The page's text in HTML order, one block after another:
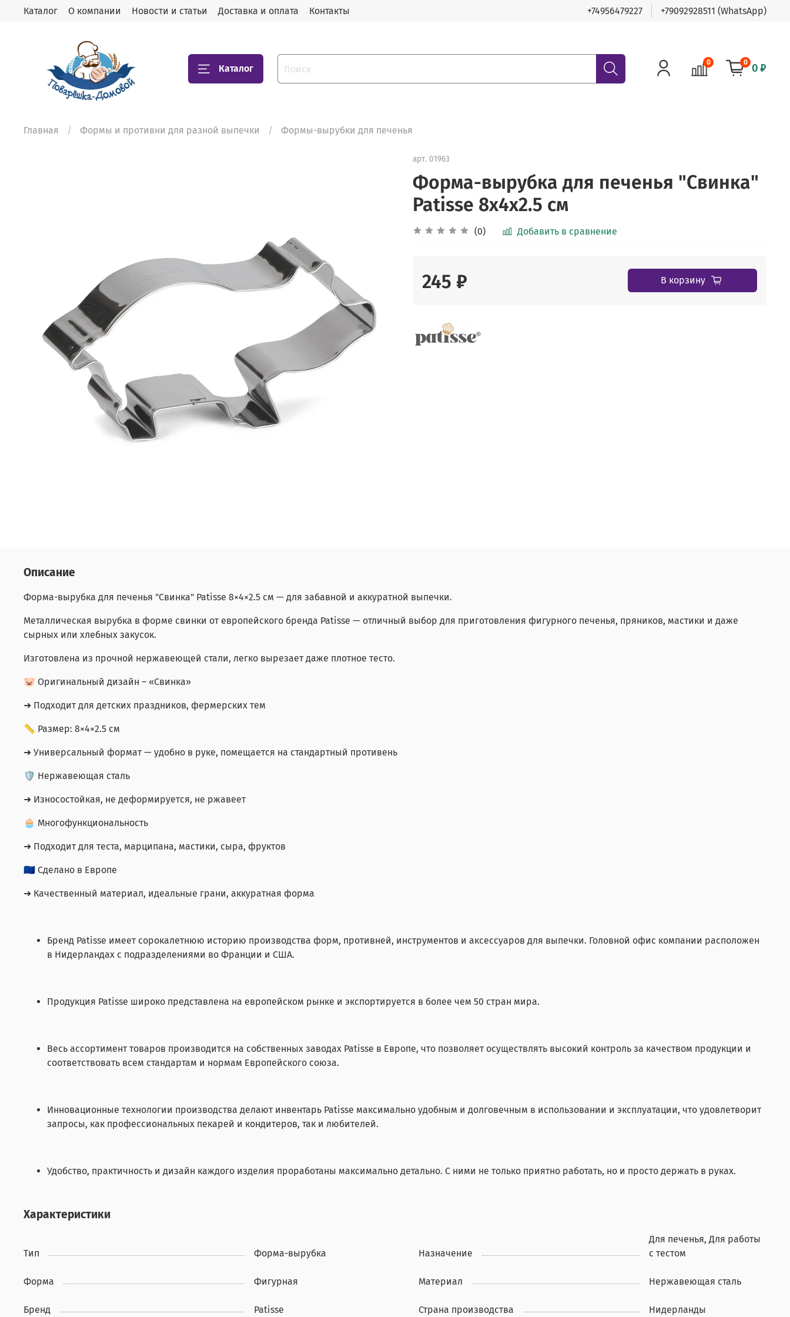
Каталог О компании Новости и статьи Доставка и оплата Контакты +74956479227 +79092928511 (WhatsApp)
Каталог
0 0 0 ₽
Главная Формы и противни для разной выпечки Формы-вырубки для печенья
арт. 01963
Форма-вырубка для печенья "Свинка"
Patisse 8х4х2.5 см
(0) Добавить в сравнение
245 ₽ В корзину
Описание
Форма-вырубка для печенья "Свинка" Patisse 8×4×2.5 см — для забавной и аккуратной выпечки.
Металлическая вырубка в форме свинки от европейского бренда Patisse — отличный выбор для приготовления фигурного печенья, пряников, мастики и даже
сырных или хлебных закусок.
Изготовлена из прочной нержавеющей стали, легко вырезает даже плотное тесто.
🐷 Оригинальный дизайн – «Свинка»
➜ Подходит для детских праздников, фермерских тем
📏 Размер: 8×4×2.5 см
➜ Универсальный формат — удобно в руке, помещается на стандартный противень
🛡 Нержавеющая сталь
➜ Износостойкая, не деформируется, не ржавеет
🧁 Многофункциональность
➜ Подходит для теста, марципана, мастики, сыра, фруктов
🇪🇺 Сделано в Европе
➜ Качественный материал, идеальные грани, аккуратная форма
Бренд Patisse имеет сорокалетнюю историю производства форм, противней, инструментов и аксессуаров для выпечки. Головной офис компании расположен
в Нидерландах с подразделениями во Франции и США.
Продукция Patisse широко представлена на европейском рынке и экспортируется в более чем 50 стран мира.
Весь ассортимент товаров производится на собственных заводах Patisse в Европе, что позволяет осуществлять высокий контроль за качеством продукции и
соответствовать всем стандартам и нормам Европейского союза.
Инновационные технологии производства делают инвентарь Patisse максимально удобным и долговечным в использовании и эксплуатации, что удовлетворит
запросы, как профессиональных пекарей и кондитеров, так и любителей.
Удобство, практичность и дизайн каждого изделия проработаны максимально детально. С ними не только приятно работать, но и просто держать в руках.
Характеристики
Тип Форма-вырубка Назначение
Для печенья, Для работы
с тестом
Форма Фигурная Материал Нержавеющая сталь
Бренд Patisse Страна производства Нидерланды